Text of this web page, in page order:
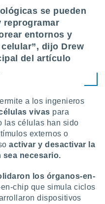
se pueden
reprogramar
entornos y
dijo Drew
del artículo
a los ingenieros
vivas para
las células han sido
externos o
activar y desactivar la
necesario.
los órganos-en-
chip que simula ciclos
dispositivos